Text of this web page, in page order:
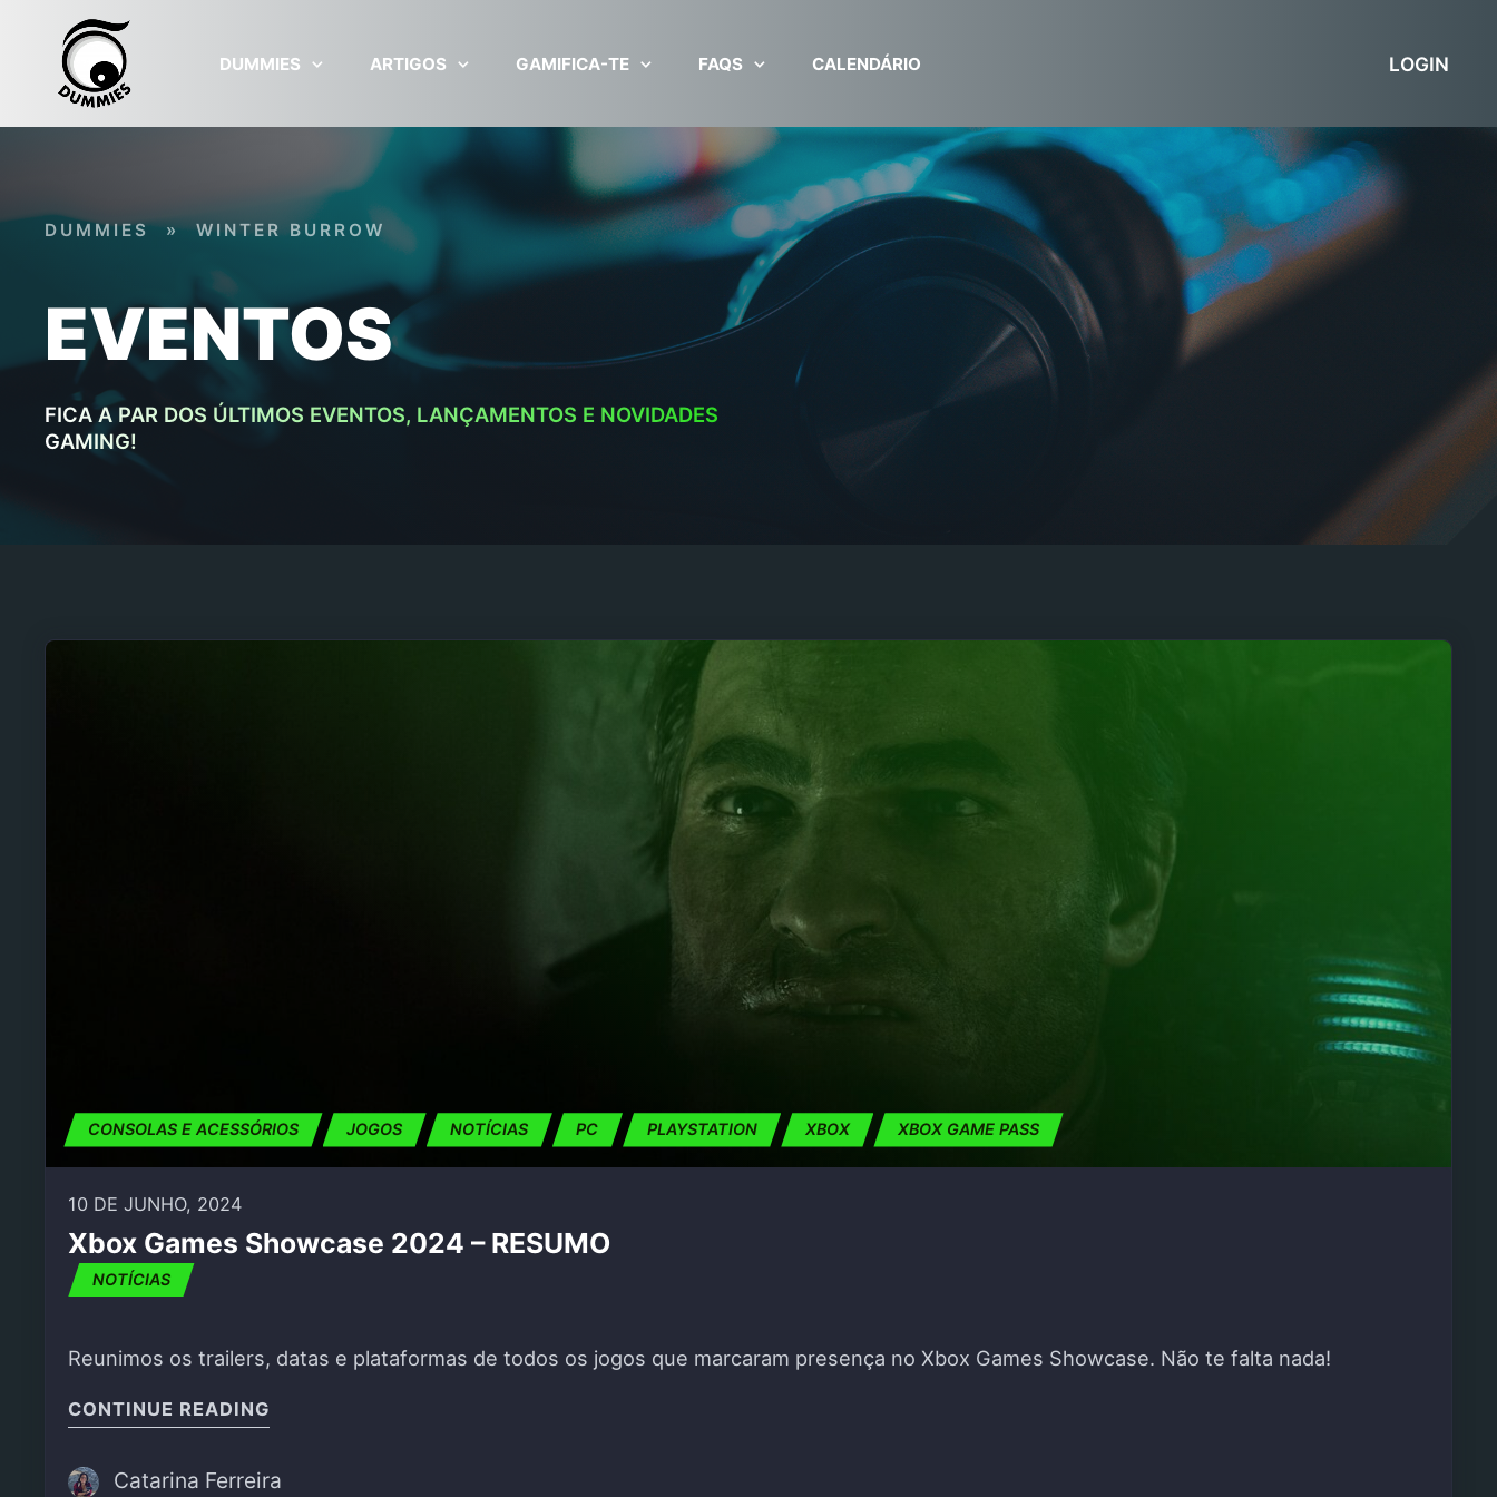
Skip to main content
DUMMIES ARTIGOS GAMIFICA-TE FAQS CALENDÁRIO LOGIN
EVENTOS
FICA A PAR DOS ÚLTIMOS EVENTOS, LANÇAMENTOS E NOVIDADES
GAMING!
DUMMIES » WINTER BURROW
CONSOLAS E ACESSÓRIOS JOGOS NOTÍCIAS PC PLAYSTATION XBOX XBOX GAME PASS
10 DE JUNHO, 2024
Xbox Games Showcase 2024 – RESUMO
NOTÍCIAS
Reunimos os trailers, datas e plataformas de todos os jogos que marcaram presença no Xbox Games Showcase. Não te falta nada!
CONTINUE READING
Catarina Ferreira